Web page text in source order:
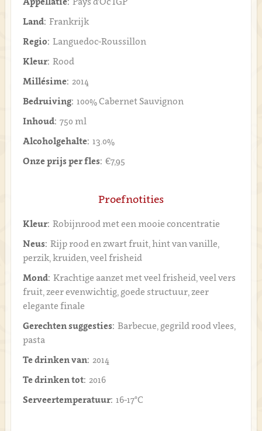
Land: Frankrijk
Regio: Languedoc-Roussillon
Kleur: Rood
Millésime: 2014
Bedruiving: 100% Cabernet Sauvignon
Inhoud: 750 ml
Alcoholgehalte: 13.0%
Onze prijs per fles: €7,95
Proefnotities
Kleur: Robijnrood met een mooie concentratie
Neus: Rijp rood en zwart fruit, hint van vanille,
perzik, kruiden, veel frisheid
Mond: Krachtige aanzet met veel frisheid, veel vers
fruit, zeer evenwichtig, goede structuur, zeer
elegante finale
Gerechten suggesties: Barbecue, gegrild rood vlees,
pasta
Te drinken van: 2014
Te drinken tot: 2016
Serveertemperatuur: 16-17°C